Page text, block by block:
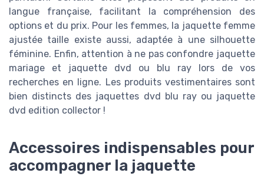
langue française, facilitant la compréhension des
options et du prix. Pour les femmes, la jaquette femme
ajustée taille existe aussi, adaptée à une silhouette
féminine. Enfin, attention à ne pas confondre jaquette
mariage et jaquette dvd ou blu ray lors de vos
recherches en ligne. Les produits vestimentaires sont
bien distincts des jaquettes dvd blu ray ou jaquette
dvd edition collector !
Accessoires indispensables pour
accompagner la jaquette